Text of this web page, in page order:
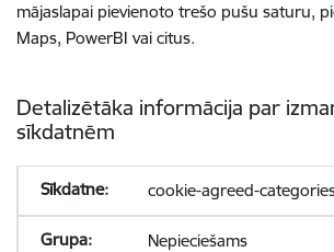
mājaslapai pievienoto trešo pušu saturu,
Maps, PowerBI vai citus.
Detalizētāka informācija par
sīkdatnēm
cookie-agreed-
Nepieciešams